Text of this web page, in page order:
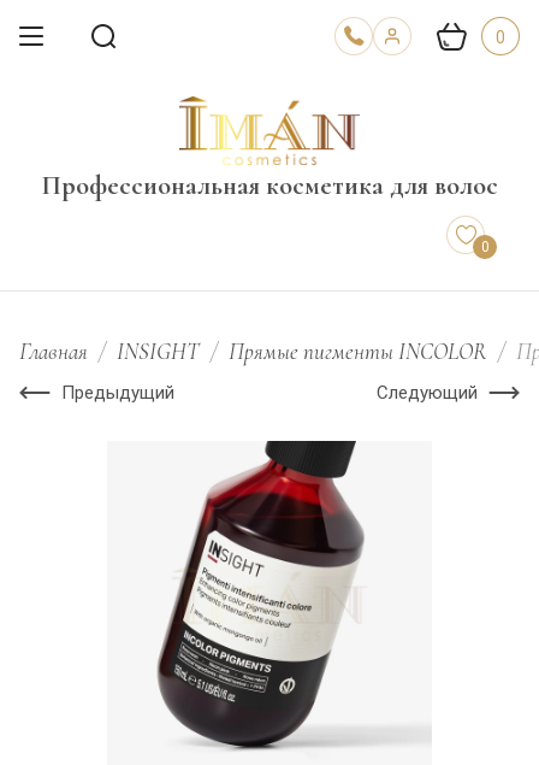
0
Профессиональная косметика для волос
0
Главная / INSIGHT / Прямые пигменты INCOLOR /
Предыдущий Следующий